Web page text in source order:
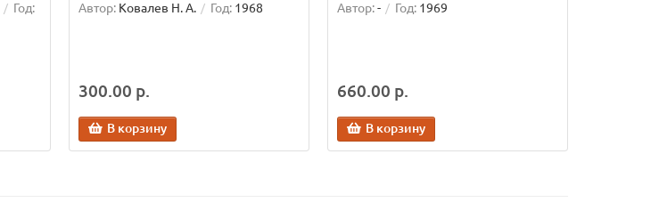
Год:
Автор: Ковалев Н. А. Год: 1968
300.00 р.
В корзину
Автор:- Год: 1969
660.00 р.
В корзину